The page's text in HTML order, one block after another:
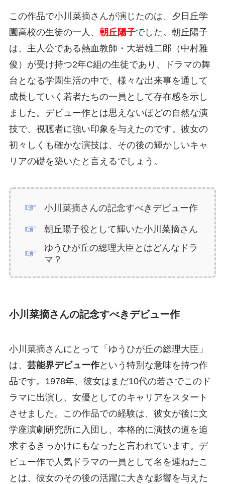
この作品で小川菜摘さんが演じたのは、夕日丘学
園高校の生徒の一人、 朝丘陽子でした。朝丘陽子
は、主人公である熱血教師・大岩雄二郎（中村雅
俊）が受け持つ2年C組の生徒であり、ドラマの舞
台となる学園生活の中で、様々な出来事を通して
成長していく若者たちの一員として存在感を示し
ました。デビュー作とは思えないほどの自然な演
技で、視聴者に強い印象を与えたのです。彼女の
初々しくも確かな演技は、その後の輝かしいキャ
リアの礎を築いたと言えるでしょう。
小川菜摘さんの記念すべきデビュー作
朝丘陽子役として輝いた小川菜摘さん
ゆうひが丘の総理大臣とはどんなドラ
マ？
小川菜摘さんの記念すべきデビュー作
小川菜摘さんにとって「ゆうひが丘の総理大臣」
は、 芸能界デビュー作という特別な意味を持つ作
品です。1978年、彼女はまだ10代の若さでこのド
ラマに出演し、女優としてのキャリアをスタート
させました。この作品での経験は、彼女が後に文
学座演劇研究所に入団し、本格的に演技の道を追
求するきっかけにもなったと言われています。デ
ビュー作で人気ドラマの一員として名を連ねたこ
とは、彼女のその後の活躍に大きな影響を与えた